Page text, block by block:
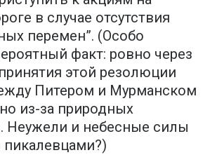
в случае отсутствия
перемен”. (Особо
факт: ровно через
этой резолюции
Питером и Мурманском
из-за природных
Неужели и небесные силы